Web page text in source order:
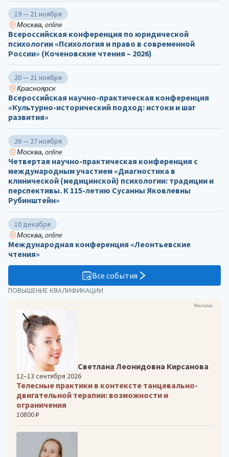
ПОВЫШЕНИЕ КВАЛИФИКАЦИИ
Реклама
Светлана Леонидовна Кирсанова
12–13 сентября 2026
Телесные практики в контексте танцевально-
двигательной терапии: возможности и
ограничения
10800 ₽
19 — 21 ноября
Москва, online
Всероссийская конференция по юридической
психологии «Психология и право в современной
России» (Коченовские чтения – 2026)
20 — 21 ноября
Красноярск
Всероссийская научно-практическая конференция
«Культурно-исторический подход: истоки и шаг
развития»
26 — 27 ноября
Москва, online
Четвертая научно-практическая конференция с
международным участием «Диагностика в
клинической (медицинской) психологии: традиции и
перспективы. К 115-летию Сусанны Яковлевны
Рубинштейн»
10 декабря
Москва, online
Международная конференция «Леонтьевские
чтения»
Все события